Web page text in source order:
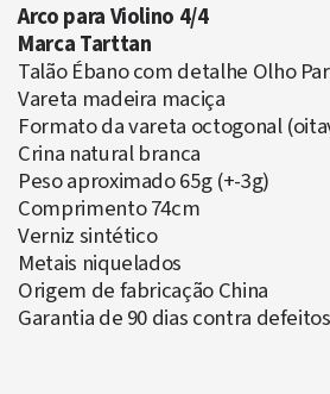
Arco para Violino 4/4
Marca Tarttan
Talão Ébano com detalhe Olho
Vareta madeira maciça
Formato da vareta octogonal
Crina natural branca
Peso aproximado 65g (+-3g)
Comprimento 74cm
Verniz sintético
Metais niquelados
Origem de fabricação China
Garantia de 90 dias contra